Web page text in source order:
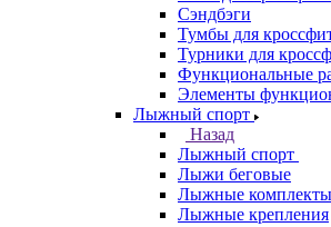
Сэндбэги
Тумбы для
Турники для
Функциональные
Элементы
Лыжный спорт
Назад
Лыжный спорт
Лыжи беговые
Лыжные комплекты
Лыжные крепления